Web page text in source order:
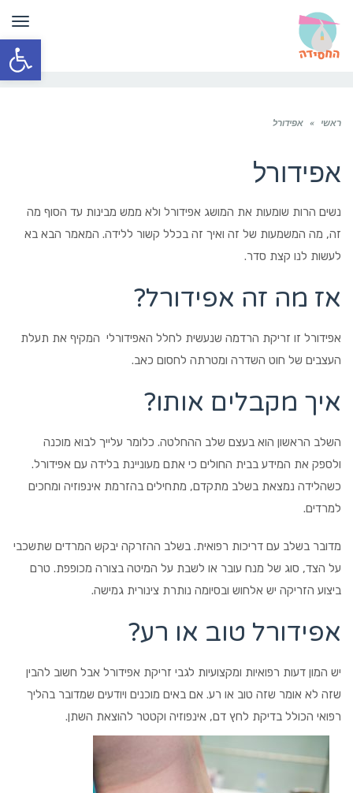
פתח
ראשי » אפידורל
אפידורל
נשים הרות שומעות את המושג אפידורל ולא ממש מבינות עד הסוף מה
זה, מה המשמעות של זה ואיך זה בכלל קשור ללידה. המאמר הבא בא
לעשות לנו קצת סדר.
אז מה זה אפידורל?
אפידורל זו זריקת הרדמה שנעשית לחלל האפידורלי המקיף את תעלת
העצבים של חוט השדרה ומטרתה לחסום כאב.
איך מקבלים אותו?
השלב הראשון הוא בעצם שלב ההחלטה. כלומר עלייך לבוא מוכנה
ולספק את המידע בבית החולים כי אתם מעוניינת בלידה עם אפידורל.
כשהלידה נמצאת בשלב מתקדם, מתחילים בהזרמת אינפוזיה ומחכים
למרדים.
מדובר בשלב עם דריכות רפואית. בשלב ההזרקה יבקש המרדים שתשכבי
על הצד, סוג של מנח עובר או לשבת על המיטה בצורה מכופפת. טרם
ביצוע הזריקה יש אלחוש ובסיומה נותרת צינורית גמישה.
אפידורל טוב או רע?
יש המון דעות רפואיות ומקצועיות לגבי זריקת אפידורל אבל חשוב להבין
שזה לא אומר שזה טוב או רע. אם באים מוכנים ויודעים שמדובר בהליך
רפואי הכולל בדיקת לחץ דם, אינפוזיה וקטטר להוצאת השתן.